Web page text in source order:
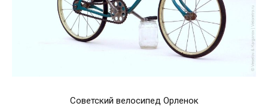
Советский велосипед Орленок